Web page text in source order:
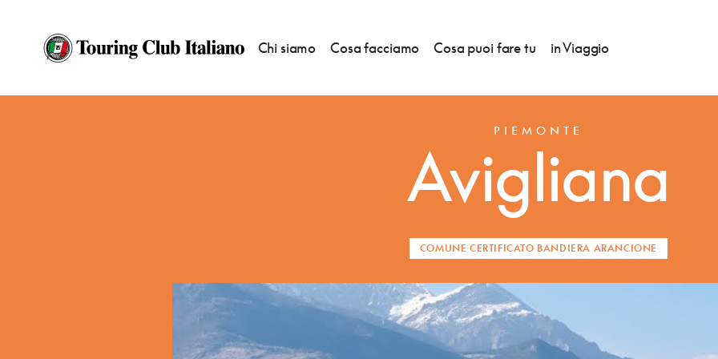
Chi siamo Cosa facciamo Cosa puoi fare tu in Viaggio
HOME DESTINAZIONI AVIGLIANA
PIEMONTE
Avigliana
COMUNE CERTIFICATO BANDIERA ARANCIONE